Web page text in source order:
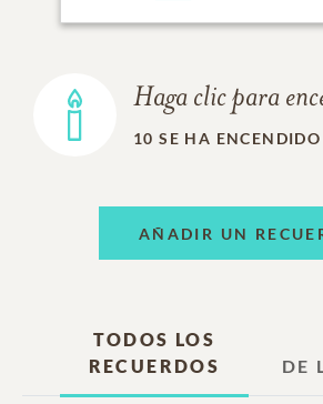
Haga clic para
10 SE HA
AÑADIR UN
TODOS LOS
RECUERDOS
DE